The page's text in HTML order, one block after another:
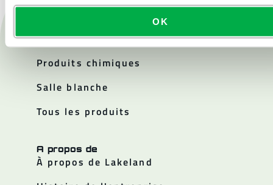
OK
Feu
Produits chimiques
Salle blanche
Tous les produits
A propos de
À propos de Lakeland